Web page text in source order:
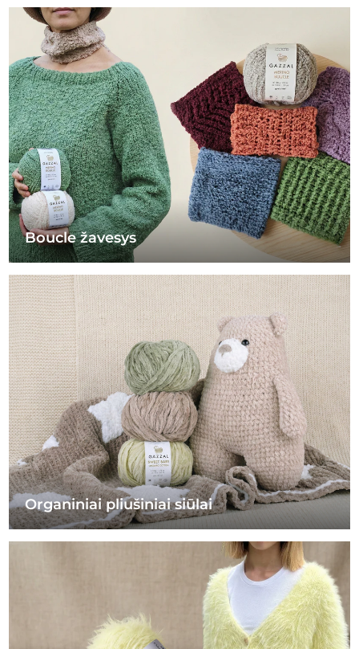
Boucle žavesys
Organiniai pliušiniai siūlai